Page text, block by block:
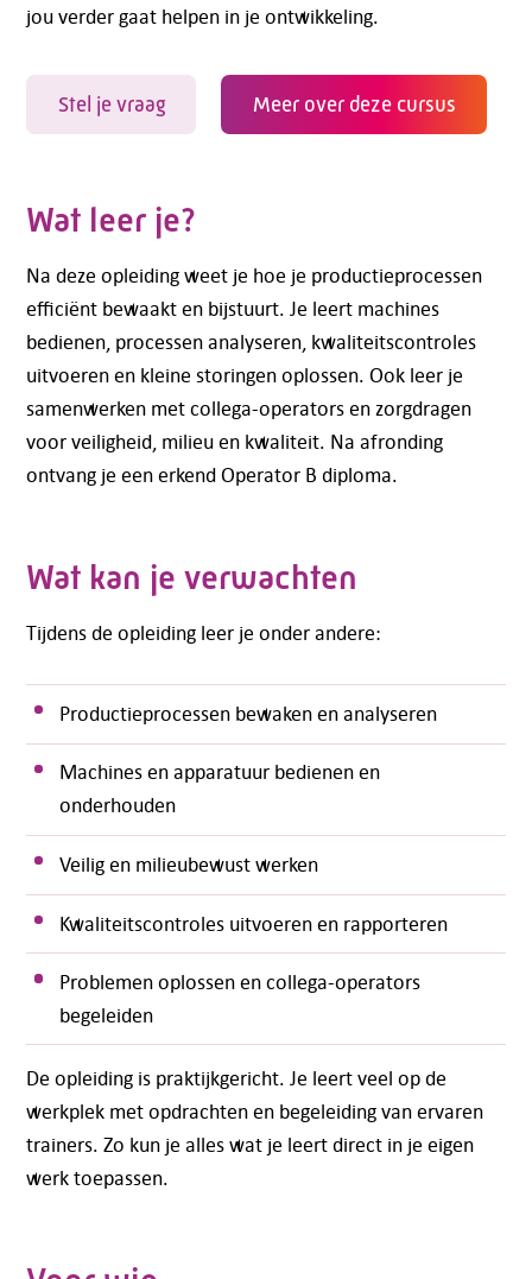
jou verder gaat helpen in je ontwikkeling.
Stel je vraag Meer over deze cursus
Wat leer je?
Na deze opleiding weet je hoe je productieprocessen
efficiënt bewaakt en bijstuurt. Je leert machines
bedienen, processen analyseren, kwaliteitscontroles
uitvoeren en kleine storingen oplossen. Ook leer je
samenwerken met collega-operators en zorgdragen
voor veiligheid, milieu en kwaliteit. Na afronding
ontvang je een erkend Operator B diploma.
Wat kan je verwachten
Tijdens de opleiding leer je onder andere:
Productieprocessen bewaken en analyseren
Machines en apparatuur bedienen en
onderhouden
Veilig en milieubewust werken
Kwaliteitscontroles uitvoeren en rapporteren
Problemen oplossen en collega-operators
begeleiden
De opleiding is praktijkgericht. Je leert veel op de
werkplek met opdrachten en begeleiding van ervaren
trainers. Zo kun je alles wat je leert direct in je eigen
werk toepassen.